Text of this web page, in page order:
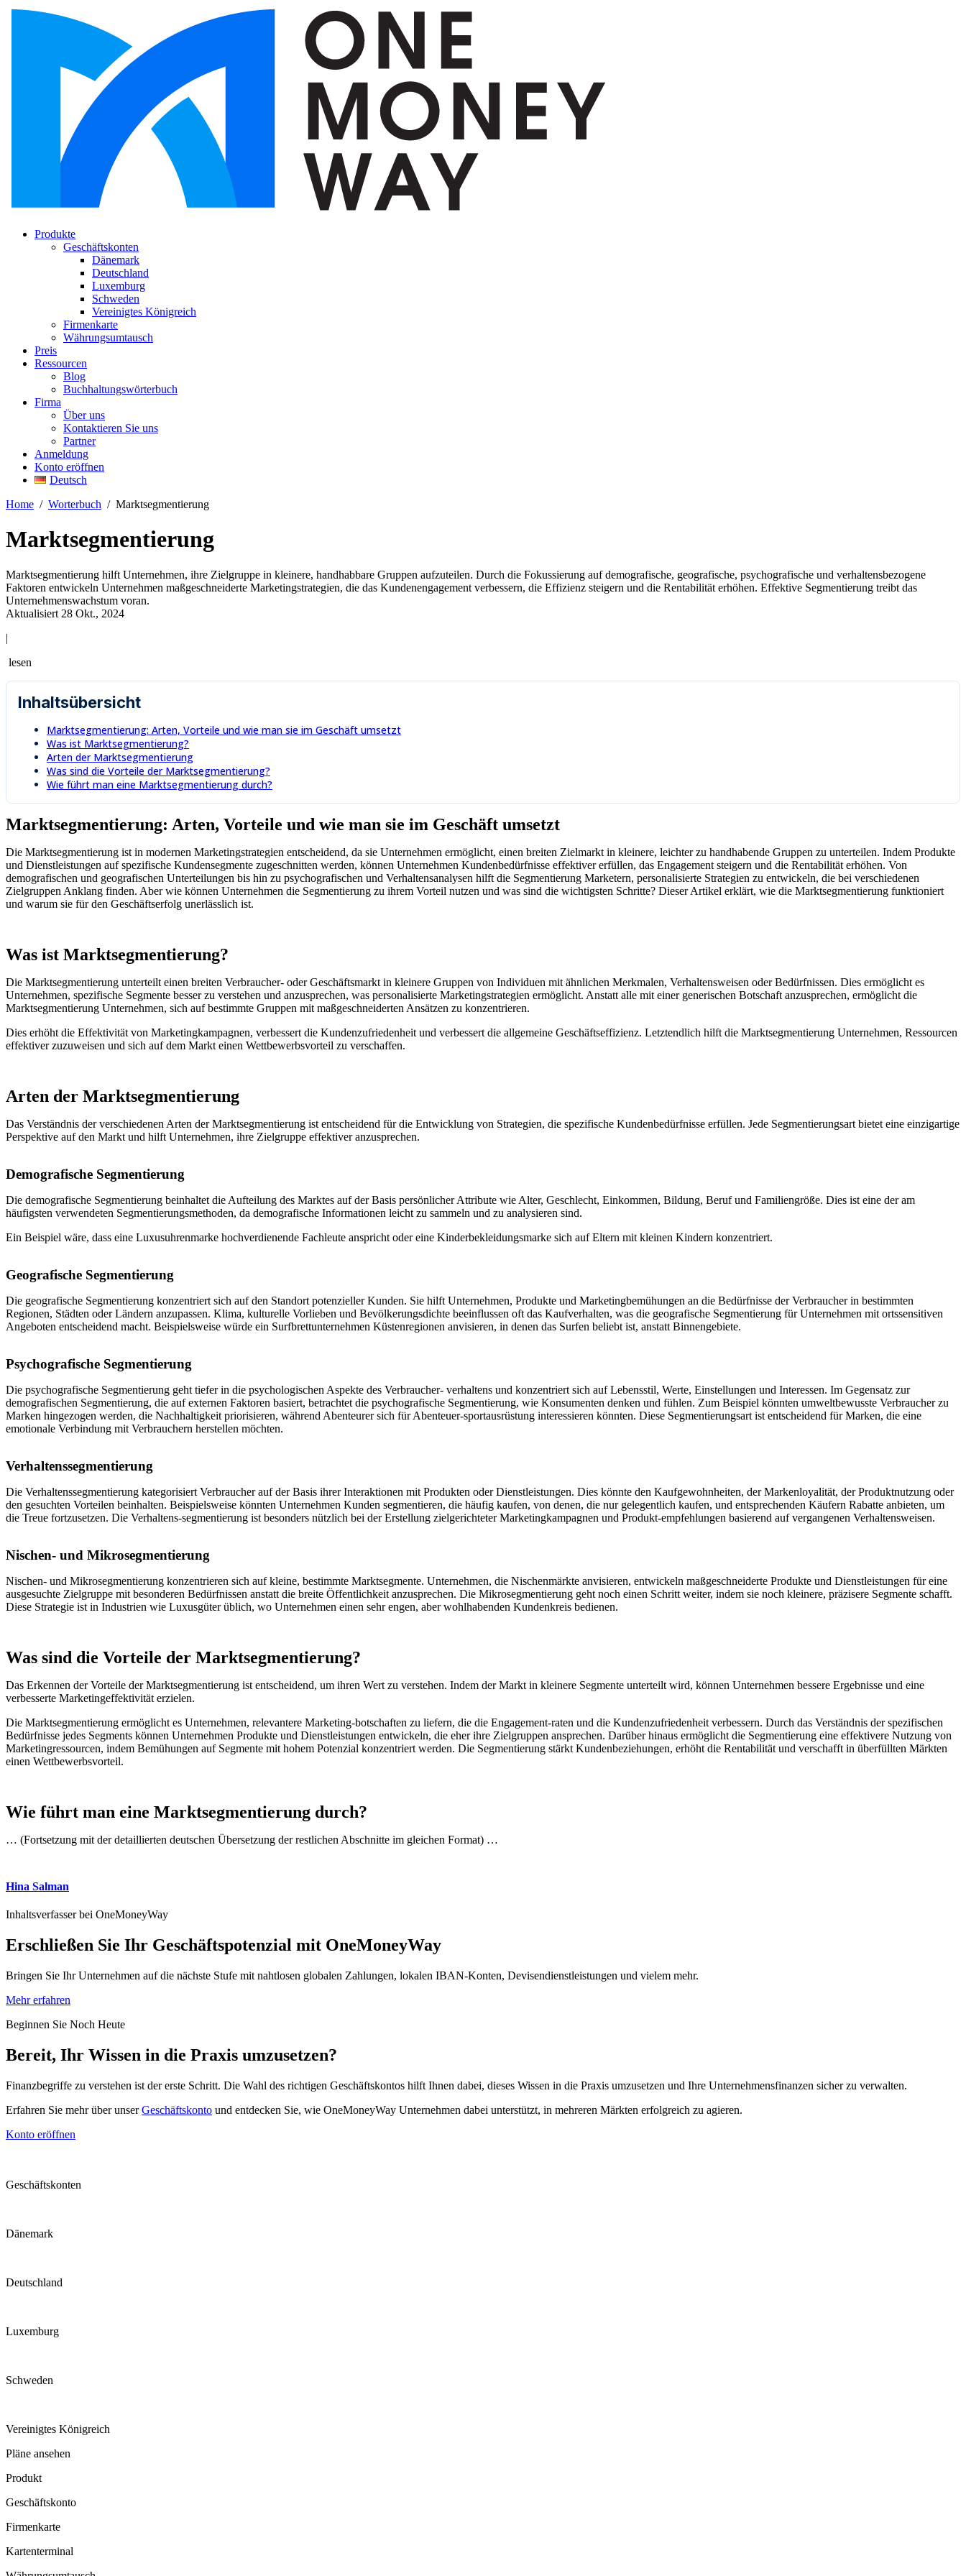
Produkte
Geschäftskonten
Dänemark
Deutschland
Luxemburg
Schweden
Vereinigtes Königreich
Firmenkarte
Währungsumtausch
Preis
Ressourcen
Blog
Buchhaltungswörterbuch
Firma
Über uns
Kontaktieren Sie uns
Partner
Anmeldung
Konto eröffnen
Deutsch
Home / Worterbuch / Marktsegmentierung
Marktsegmentierung
Marktsegmentierung hilft Unternehmen, ihre Zielgruppe in kleinere, handhabbare Gruppen aufzuteilen. Durch die Fokussierung auf demografische, geografische, psychografische und verhaltensbezogene
Faktoren entwickeln Unternehmen maßgeschneiderte Marketingstrategien, die das Kundenengagement verbessern, die Effizienz steigern und die Rentabilität erhöhen. Effektive Segmentierung treibt das
Unternehmenswachstum voran.
Aktualisiert 28 Okt., 2024
|
lesen
Inhaltsübersicht
Marktsegmentierung: Arten, Vorteile und wie man sie im Geschäft umsetzt
Was ist Marktsegmentierung?
Arten der Marktsegmentierung
Was sind die Vorteile der Marktsegmentierung?
Wie führt man eine Marktsegmentierung durch?
Marktsegmentierung: Arten, Vorteile und wie man sie im Geschäft umsetzt
Die Marktsegmentierung ist in modernen Marketingstrategien entscheidend, da sie Unternehmen ermöglicht, einen breiten Zielmarkt in kleinere, leichter zu handhabende Gruppen zu unterteilen. Indem Produkte
und Dienstleistungen auf spezifische Kundensegmente zugeschnitten werden, können Unternehmen Kundenbedürfnisse effektiver erfüllen, das Engagement steigern und die Rentabilität erhöhen. Von
demografischen und geografischen Unterteilungen bis hin zu psychografischen und Verhaltensanalysen hilft die Segmentierung Marketern, personalisierte Strategien zu entwickeln, die bei verschiedenen
Zielgruppen Anklang finden. Aber wie können Unternehmen die Segmentierung zu ihrem Vorteil nutzen und was sind die wichtigsten Schritte? Dieser Artikel erklärt, wie die Marktsegmentierung funktioniert
und warum sie für den Geschäftserfolg unerlässlich ist.
Was ist Marktsegmentierung?
Die Marktsegmentierung unterteilt einen breiten Verbraucher- oder Geschäftsmarkt in kleinere Gruppen von Individuen mit ähnlichen Merkmalen, Verhaltensweisen oder Bedürfnissen. Dies ermöglicht es
Unternehmen, spezifische Segmente besser zu verstehen und anzusprechen, was personalisierte Marketingstrategien ermöglicht. Anstatt alle mit einer generischen Botschaft anzusprechen, ermöglicht die
Marktsegmentierung Unternehmen, sich auf bestimmte Gruppen mit maßgeschneiderten Ansätzen zu konzentrieren.
Dies erhöht die Effektivität von Marketingkampagnen, verbessert die Kundenzufriedenheit und verbessert die allgemeine Geschäftseffizienz. Letztendlich hilft die Marktsegmentierung Unternehmen, Ressourcen
effektiver zuzuweisen und sich auf dem Markt einen Wettbewerbsvorteil zu verschaffen.
Arten der Marktsegmentierung
Das Verständnis der verschiedenen Arten der Marktsegmentierung ist entscheidend für die Entwicklung von Strategien, die spezifische Kundenbedürfnisse erfüllen. Jede Segmentierungsart bietet eine einzigartige
Perspektive auf den Markt und hilft Unternehmen, ihre Zielgruppe effektiver anzusprechen.
Demografische Segmentierung
Die demografische Segmentierung beinhaltet die Aufteilung des Marktes auf der Basis persönlicher Attribute wie Alter, Geschlecht, Einkommen, Bildung, Beruf und Familiengröße. Dies ist eine der am
häufigsten verwendeten Segmentierungsmethoden, da demografische Informationen leicht zu sammeln und zu analysieren sind.
Ein Beispiel wäre, dass eine Luxusuhrenmarke hochverdienende Fachleute anspricht oder eine Kinderbekleidungsmarke sich auf Eltern mit kleinen Kindern konzentriert.
Geografische Segmentierung
Die geografische Segmentierung konzentriert sich auf den Standort potenzieller Kunden. Sie hilft Unternehmen, Produkte und Marketingbemühungen an die Bedürfnisse der Verbraucher in bestimmten
Regionen, Städten oder Ländern anzupassen. Klima, kulturelle Vorlieben und Bevölkerungsdichte beeinflussen oft das Kaufverhalten, was die geografische Segmentierung für Unternehmen mit ortssensitiven
Angeboten entscheidend macht. Beispielsweise würde ein Surfbrettunternehmen Küstenregionen anvisieren, in denen das Surfen beliebt ist, anstatt Binnengebiete.
Psychografische Segmentierung
Die psychografische Segmentierung geht tiefer in die psychologischen Aspekte des Verbraucher- verhaltens und konzentriert sich auf Lebensstil, Werte, Einstellungen und Interessen. Im Gegensatz zur
demografischen Segmentierung, die auf externen Faktoren basiert, betrachtet die psychografische Segmentierung, wie Konsumenten denken und fühlen. Zum Beispiel könnten umweltbewusste Verbraucher zu
Marken hingezogen werden, die Nachhaltigkeit priorisieren, während Abenteurer sich für Abenteuer-sportausrüstung interessieren könnten. Diese Segmentierungsart ist entscheidend für Marken, die eine
emotionale Verbindung mit Verbrauchern herstellen möchten.
Verhaltenssegmentierung
Die Verhaltenssegmentierung kategorisiert Verbraucher auf der Basis ihrer Interaktionen mit Produkten oder Dienstleistungen. Dies könnte den Kaufgewohnheiten, der Markenloyalität, der Produktnutzung oder
den gesuchten Vorteilen beinhalten. Beispielsweise könnten Unternehmen Kunden segmentieren, die häufig kaufen, von denen, die nur gelegentlich kaufen, und entsprechenden Käufern Rabatte anbieten, um
die Treue fortzusetzen. Die Verhaltens-segmentierung ist besonders nützlich bei der Erstellung zielgerichteter Marketingkampagnen und Produkt-empfehlungen basierend auf vergangenen Verhaltensweisen.
Nischen- und Mikrosegmentierung
Nischen- und Mikrosegmentierung konzentrieren sich auf kleine, bestimmte Marktsegmente. Unternehmen, die Nischenmärkte anvisieren, entwickeln maßgeschneiderte Produkte und Dienstleistungen für eine
ausgesuchte Zielgruppe mit besonderen Bedürfnissen anstatt die breite Öffentlichkeit anzusprechen. Die Mikrosegmentierung geht noch einen Schritt weiter, indem sie noch kleinere, präzisere Segmente schafft.
Diese Strategie ist in Industrien wie Luxusgüter üblich, wo Unternehmen einen sehr engen, aber wohlhabenden Kundenkreis bedienen.
Was sind die Vorteile der Marktsegmentierung?
Das Erkennen der Vorteile der Marktsegmentierung ist entscheidend, um ihren Wert zu verstehen. Indem der Markt in kleinere Segmente unterteilt wird, können Unternehmen bessere Ergebnisse und eine
verbesserte Marketingeffektivität erzielen.
Die Marktsegmentierung ermöglicht es Unternehmen, relevantere Marketing-botschaften zu liefern, die die Engagement-raten und die Kundenzufriedenheit verbessern. Durch das Verständnis der spezifischen
Bedürfnisse jedes Segments können Unternehmen Produkte und Dienstleistungen entwickeln, die eher ihre Zielgruppen ansprechen. Darüber hinaus ermöglicht die Segmentierung eine effektivere Nutzung von
Marketingressourcen, indem Bemühungen auf Segmente mit hohem Potenzial konzentriert werden. Die Segmentierung stärkt Kundenbeziehungen, erhöht die Rentabilität und verschafft in überfüllten Märkten
einen Wettbewerbsvorteil.
Wie führt man eine Marktsegmentierung durch?
… (Fortsetzung mit der detaillierten deutschen Übersetzung der restlichen Abschnitte im gleichen Format) …
Hina Salman
Inhaltsverfasser bei OneMoneyWay
Erschließen Sie Ihr Geschäftspotenzial mit OneMoneyWay
Bringen Sie Ihr Unternehmen auf die nächste Stufe mit nahtlosen globalen Zahlungen, lokalen IBAN-Konten, Devisendienstleistungen und vielem mehr.
Mehr erfahren
Beginnen Sie Noch Heute
Bereit, Ihr Wissen in die Praxis umzusetzen?
Finanzbegriffe zu verstehen ist der erste Schritt. Die Wahl des richtigen Geschäftskontos hilft Ihnen dabei, dieses Wissen in die Praxis umzusetzen und Ihre Unternehmensfinanzen sicher zu verwalten.
Erfahren Sie mehr über unserGeschäftskonto und entdecken Sie, wie OneMoneyWay Unternehmen dabei unterstützt, in mehreren Märkten erfolgreich zu agieren.
Konto eröffnen
Geschäftskonten
Dänemark
Deutschland
Luxemburg
Schweden
Vereinigtes Königreich
Pläne ansehen
Produkt
Geschäftskonto
Firmenkarte
Kartenterminal